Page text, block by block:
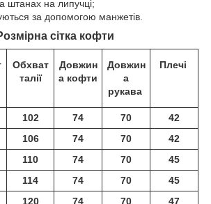
штанах на липучці;
за допомогою манжетів.
сітка кофти
Обхват
талії
Довжин
а кофти
Довжин
а
рукава
Плечі
102 74 70
42
106 74 70
42
110 74 70
45
114 74 70
45
120 74 70
47